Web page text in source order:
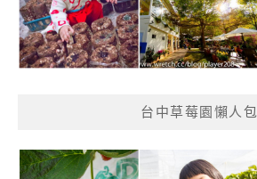
台中草莓園懶人包